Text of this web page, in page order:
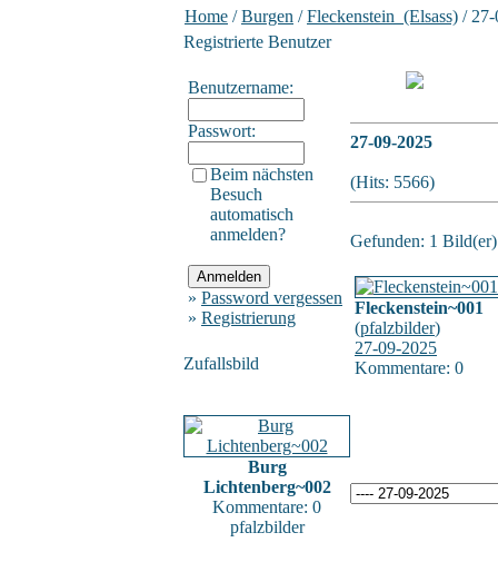
Home /Burgen /Fleckenstein_(Elsass) /
Registrierte Benutzer
Benutzername:
Passwort:
Beim nächsten
Besuch
automatisch
anmelden?
» Password vergessen
» Registrierung
Zufallsbild
Burg
Lichtenberg~002
Kommentare: 0
pfalzbilder
27-09-2025
(Hits: 5566)
Gefunden: 1
Fleckenstein~001
(pfalzbilder)
27-09-2025
Kommentare: 0